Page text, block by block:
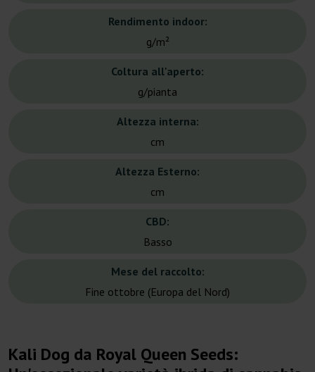
Rendimento indoor:
g/m²
Coltura all'aperto:
g/pianta
Altezza interna:
cm
Altezza Esterno:
cm
CBD:
Basso
Mese del raccolto:
Fine ottobre (Europa del Nord)
Kali Dog da Royal Queen Seeds: